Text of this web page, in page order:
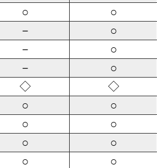
○ ○
－ ○
－ ○
－ ○
◇ ◇
○ ○
○ ○
○ ○
○ ○